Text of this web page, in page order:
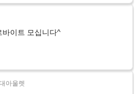
바이트 모십니다^
아울렛